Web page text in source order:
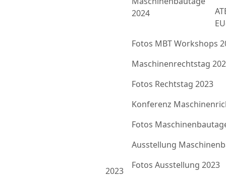
2024
Fotos MBT Workshops
2023
Maschinenrechtstag
Fotos Rechtstag 2023
Konferenz
Fotos
Ausstellung
Fotos Ausstellung 2023